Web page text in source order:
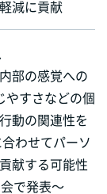
減に貢献
部の感覚への
やすさなどの個
動の関連性を
わせてパーソ
献する可能性
で発表～